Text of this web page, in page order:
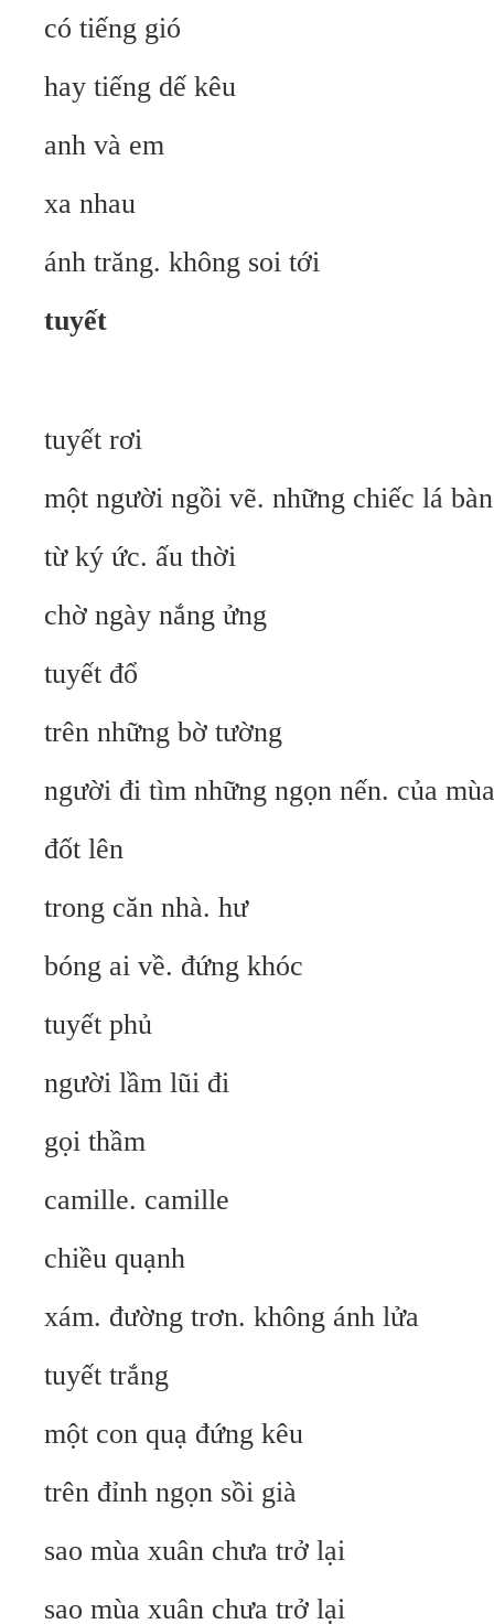
có tiếng gió
hay tiếng dế kêu
anh và em
xa nhau
ánh trăng. không soi tới
tuyết
tuyết rơi
một người ngồi vẽ. những chiếc lá
từ ký ức. ấu thời
chờ ngày nắng ửng
tuyết đổ
trên những bờ tường
người đi tìm những ngọn nến. của
đốt lên
trong căn nhà. hư
bóng ai về. đứng khóc
tuyết phủ
người lầm lũi đi
gọi thầm
camille. camille
chiều quạnh
xám. đường trơn. không ánh lửa
tuyết trắng
một con quạ đứng kêu
trên đỉnh ngọn sồi già
sao mùa xuân chưa trở lại
sao mùa xuân chưa trở lại